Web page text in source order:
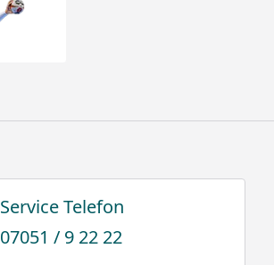
Sorglos-Paket mit Montage
Der Montageservice
beinhaltet die
Service Telefon
07051 / 9 22 22